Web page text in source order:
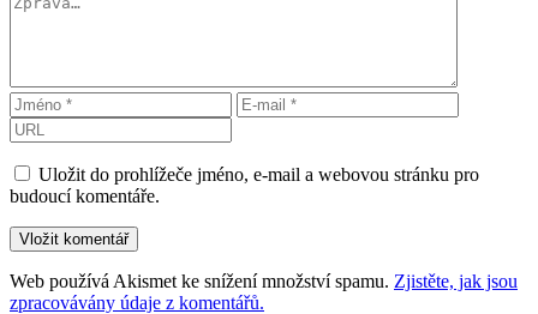
Uložit do prohlížeče jméno, e-mail a webovou stránku pro
budoucí komentáře.
Web používá Akismet ke snížení množství spamu. Zjistěte, jak jsou
zpracovávány údaje z komentářů.